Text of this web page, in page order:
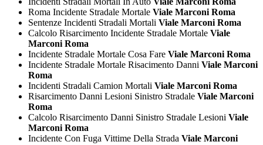
Roma Incidente Stradale Mortale Viale Marconi Roma
Sentenze Incidenti Stradali Mortali Viale Marconi Roma
Calcolo Risarcimento Incidente Stradale Mortale Viale
Marconi Roma
Incidente Stradale Mortale Cosa Fare Viale Marconi Roma
Incidente Stradale Mortale Risacimento Danni Viale Marconi
Roma
Incidenti Stradali Camion Mortali Viale Marconi Roma
Risarcimento Danni Lesioni Sinistro Stradale Viale Marconi
Roma
Calcolo Risarcimento Danni Sinistro Stradale Lesioni Viale
Marconi Roma
Incidente Con Fuga Vittime Della Strada Viale Marconi